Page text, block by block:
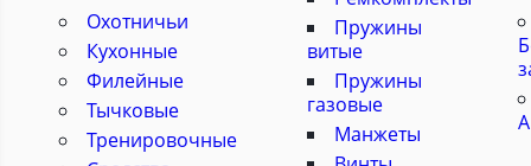
Охотничьи
Кухонные
Филейные
Тычковые
Тренировочные
Пружины
витые
Пружины
газовые
Манжеты